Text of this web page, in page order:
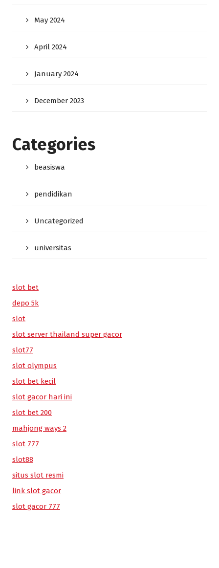
May 2024
April 2024
January 2024
December 2023
Categories
beasiswa
pendidikan
Uncategorized
universitas
slot bet
depo 5k
slot
slot server thailand super gacor
slot77
slot olympus
slot bet kecil
slot gacor hari ini
slot bet 200
mahjong ways 2
slot 777
slot88
situs slot resmi
link slot gacor
slot gacor 777